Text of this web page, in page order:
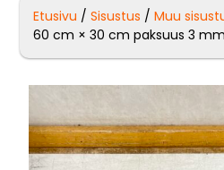
Etusivu /Sisustus /Muu
60 cm × 30 cm paksuus 3